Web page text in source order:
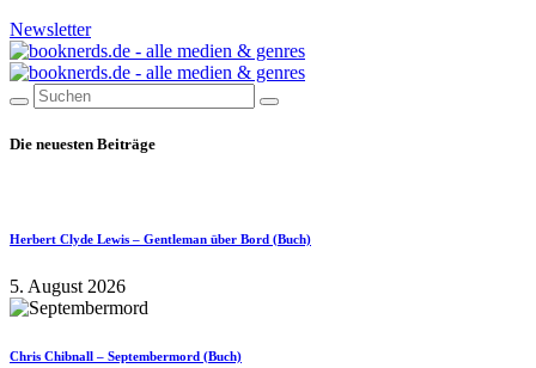
Newsletter
Die neuesten Beiträge
Herbert Clyde Lewis – Gentleman über Bord (Buch)
5. August 2026
Chris Chibnall – Septembermord (Buch)